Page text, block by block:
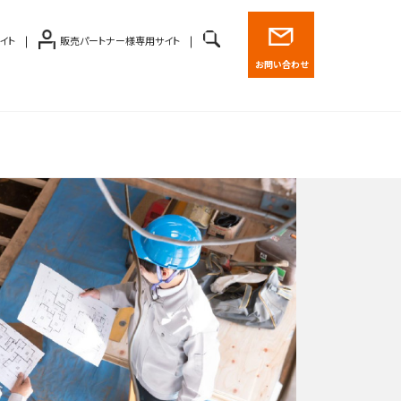
ト 販売パートナー様専用サイト
お問い合わせ